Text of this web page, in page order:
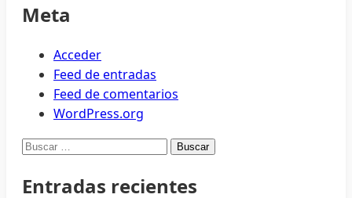
Meta
Acceder
Feed de entradas
Feed de comentarios
WordPress.org
Buscar:
Entradas recientes